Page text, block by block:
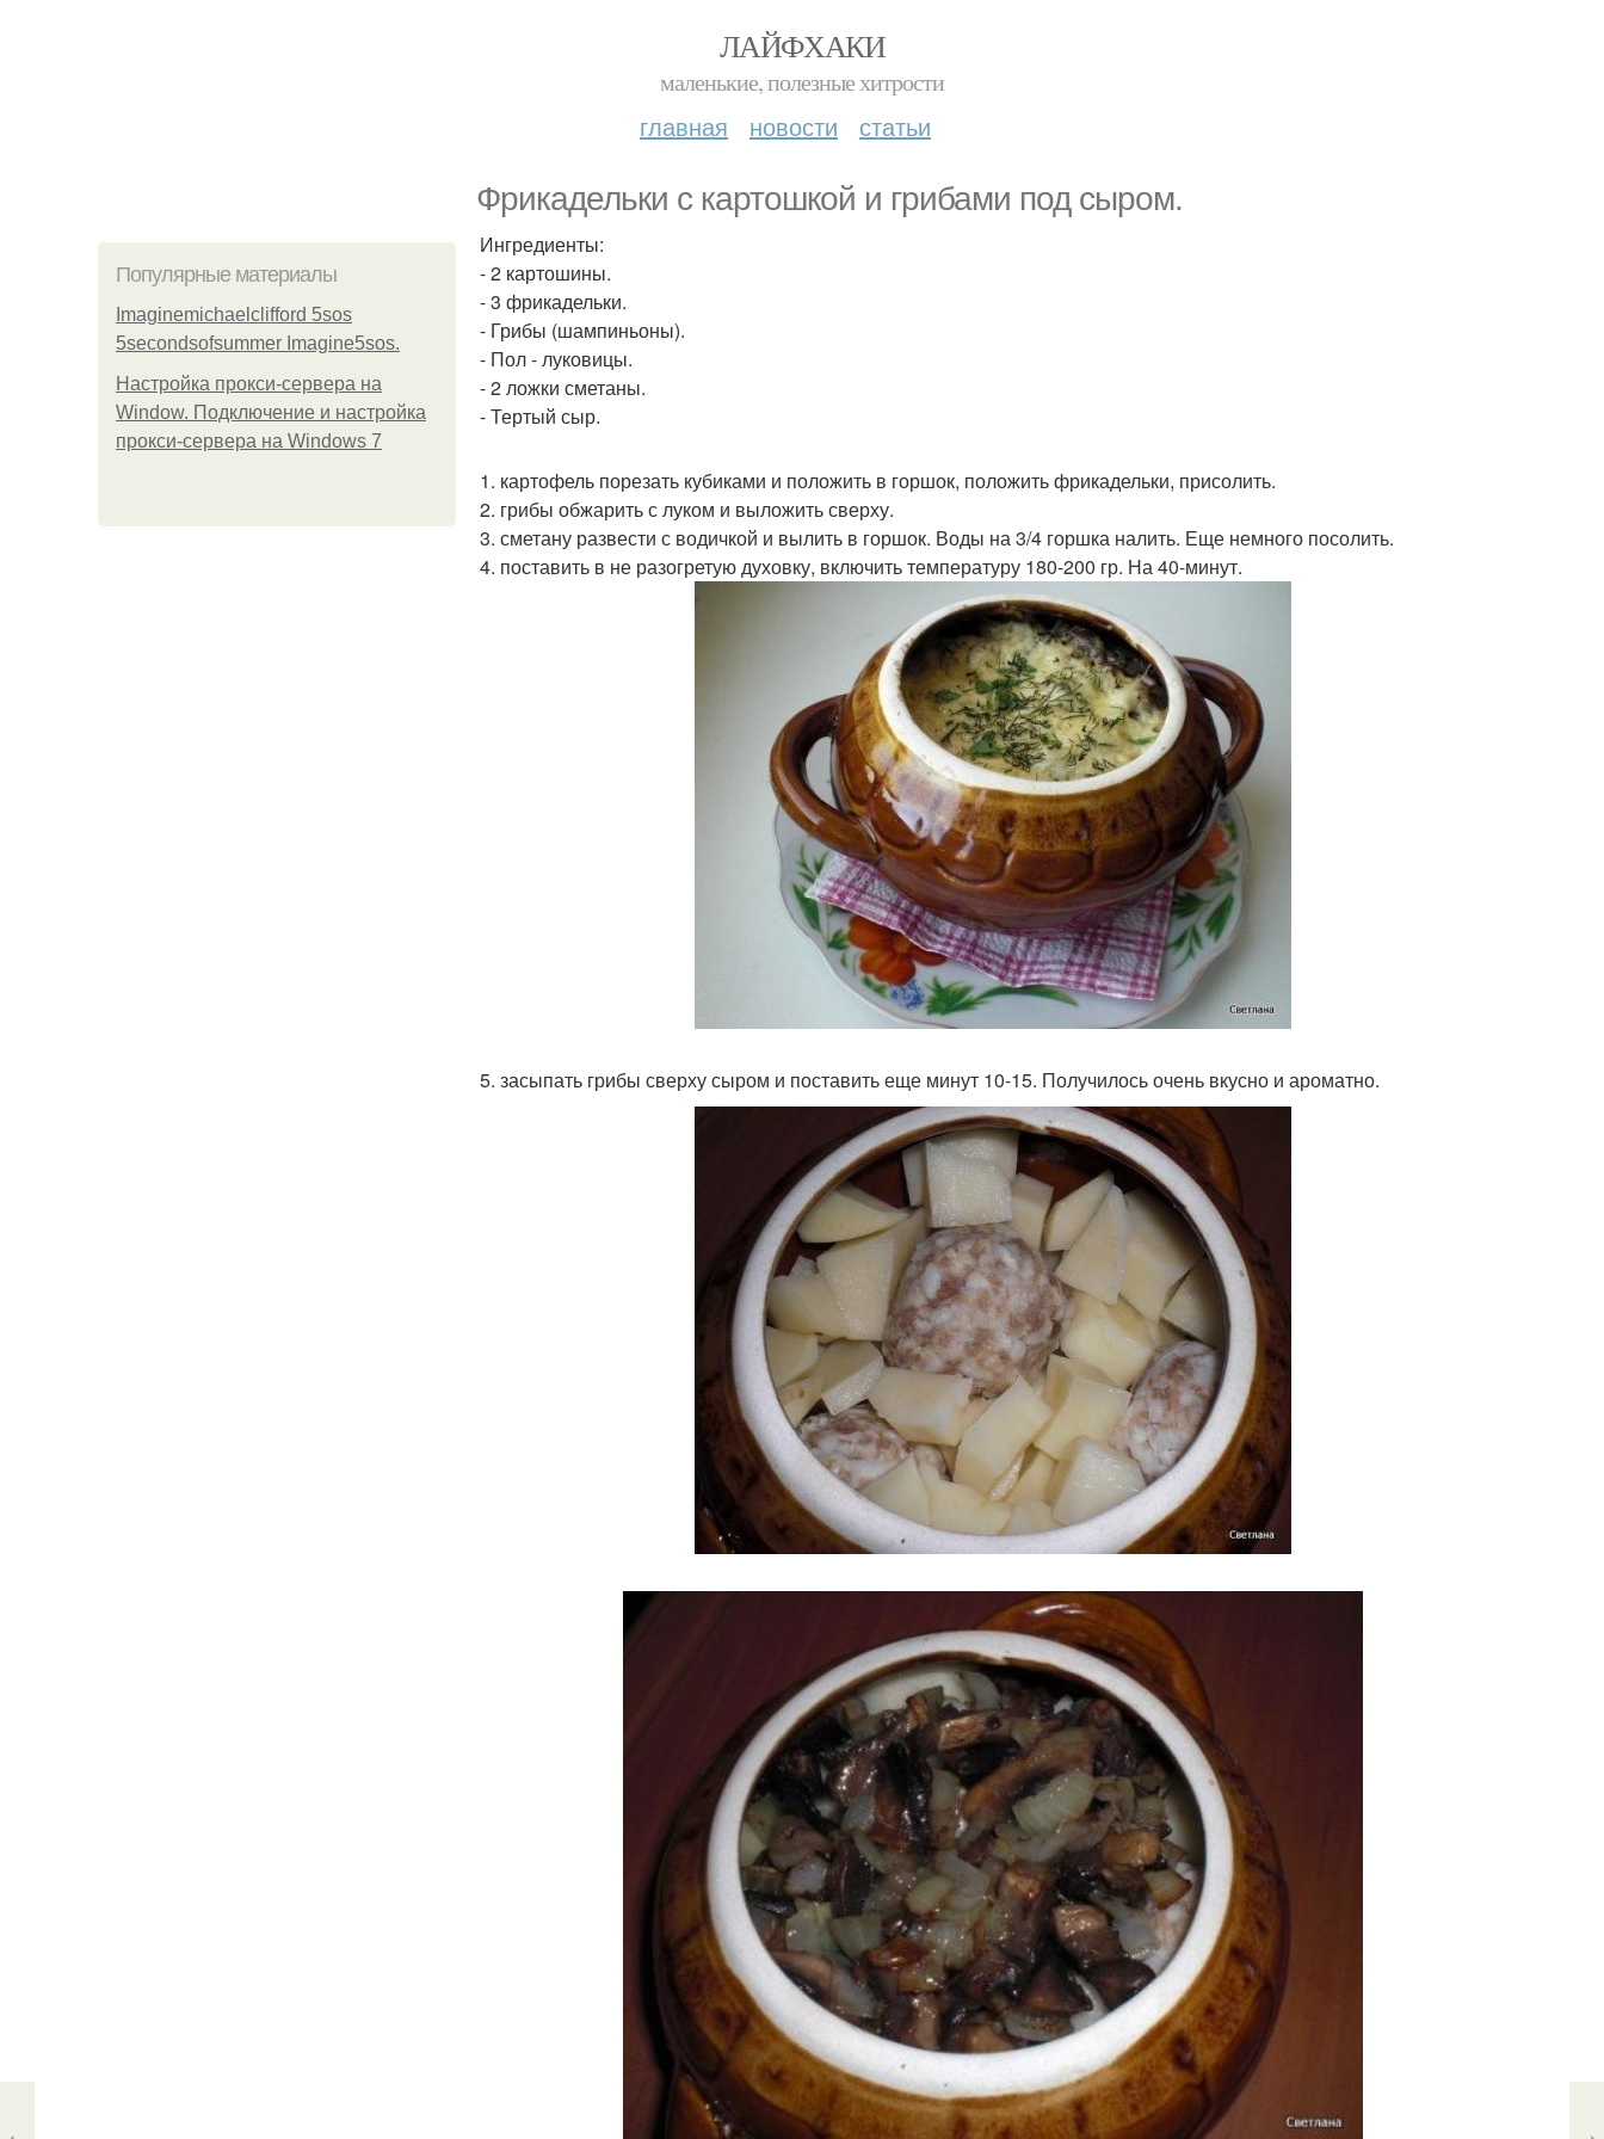
ЛАЙФХАКИ
маленькие, полезные хитрости
главная новости статьи
Фрикадельки с картошкой и грибами под сыром.
Популярные материалы
Imaginemichaelclifford 5sos
5secondsofsummer Imagine5sos.
Настройка прокси-сервера на
Window. Подключение и настройка
прокси-сервера на Windows 7
Ингредиенты:
- 2 картошины.
- 3 фрикадельки.
- Грибы (шампиньоны).
- Пол - луковицы.
- 2 ложки сметаны.
- Тертый сыр.
1. картофель порезать кубиками и положить в горшок, положить фрикадельки, присолить.
2. грибы обжарить с луком и выложить сверху.
3. сметану развести с водичкой и вылить в горшок. Воды на 3/4 горшка налить. Еще немного посолить.
4. поставить в не разогретую духовку, включить температуру 180-200 гр. На 40-минут.
5. засыпать грибы сверху сыром и поставить еще минут 10-15. Получилось очень вкусно и ароматно.